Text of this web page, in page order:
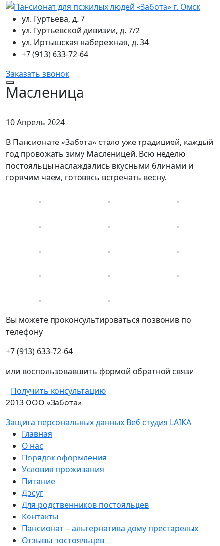
ул. Гуртьева, д. 7
ул. Гуртьевской дивизии, д. 7/2
ул. Иртышская набережная, д. 34
+7 (913) 633-72-64
Заказать звонок
Масленица
10 Апрель 2024
В Пансионате «Забота» стало уже традицией, каждый
год провожать зиму Масленицей. Всю неделю
постояльцы наслаждались вкусными блинами и
горячим чаем, готовясь встречать весну.
Вы можете проконсультироваться позвонив по
телефону
+7 (913) 633-72-64
или воспользовавшить формой обратной связи
Получить консультацию
2013 ООО «Забота»
Защита персональных данных Веб студия LAIKA
Главная
О нас
Порядок оформления
Условия проживания
Питание
Досуг
Для родственников постояльцев
Контакты
Пансионат – альтернатива дому престарелых
Отзывы постояльцев